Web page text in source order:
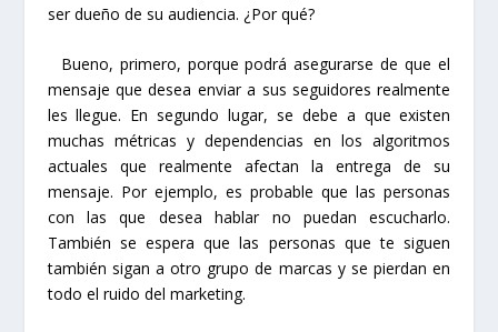
ser dueño de su audiencia. ¿Por qué?
Bueno, primero, porque podrá asegurarse de que el
mensaje que desea enviar a sus seguidores realmente
les llegue. En segundo lugar, se debe a que existen
muchas métricas y dependencias en los algoritmos
actuales que realmente afectan la entrega de su
mensaje. Por ejemplo, es probable que las personas
con las que desea hablar no puedan escucharlo.
También se espera que las personas que te siguen
también sigan a otro grupo de marcas y se pierdan en
todo el ruido del marketing.